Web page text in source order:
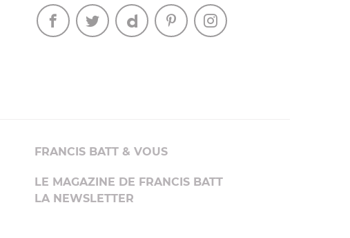
FRANCIS BATT & VOUS
LE MAGAZINE DE FRANCIS BATT
LA NEWSLETTER